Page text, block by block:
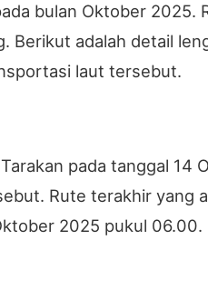
bulan Oktober 2025.
Berikut adalah detail
laut tersebut.
pada tanggal 14
Rute terakhir yang
2025 pukul 06.00.